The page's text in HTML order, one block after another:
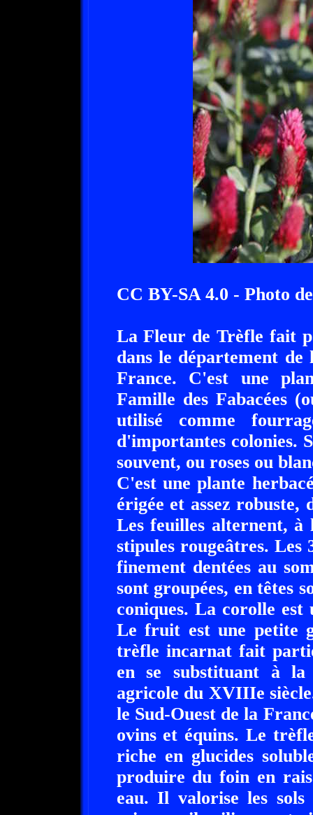
CC BY-SA 4.0 - Photo
La Fleur de Trèfle fait
dans le département
France. C'est une
Famille des Fabacées
utilisé comme
d'importantes colonies.
souvent, ou roses ou
C'est une plante
érigée et assez
Les feuilles alternent, à
stipules rougeâtres. Les
finement dentées au
sont groupées, en têtes
coniques. La corolle est
Le fruit est une petite
trèfle incarnat fait
en se substituant à
agricole du XVIIIe
le Sud-Ouest de la
ovins et équins. Le
riche en glucides
produire du foin en
eau. Il valorise les sols